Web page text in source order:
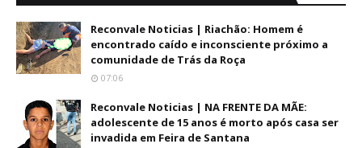
Reconvale Noticias | Riachão: Homem é
encontrado caído e inconsciente próximo a
comunidade de Trás da Roça
07:06
Reconvale Noticias | NA FRENTE DA MÃE:
adolescente de 15 anos é morto após casa ser
invadida em Feira de Santana